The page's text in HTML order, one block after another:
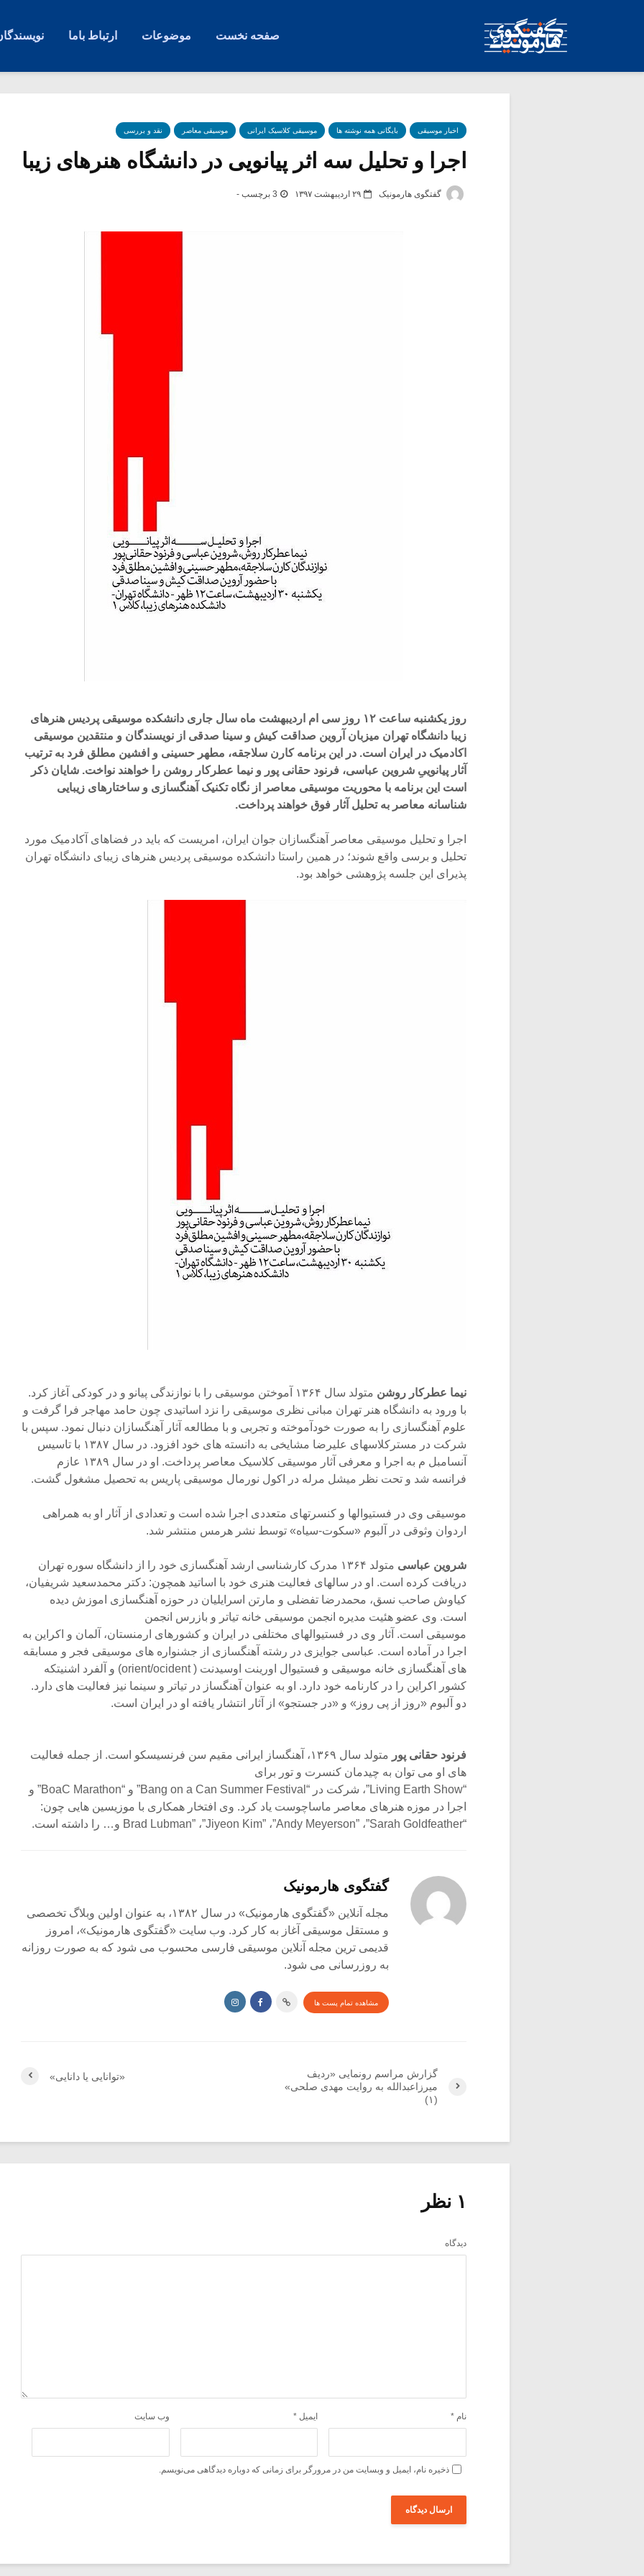
صفحه نخست موضوعات ارتباط باما
اخبار موسیقی بایگانی همه نوشته ها موسیقی کلاسیک ایرانی موسیقی معاصر نقد و بررسی
اجرا و تحلیل سه اثر پیانویی در دانشگاه هنرهای زیبا
گفتگوی هارمونیک ۲۹ اردیبهشت ۱۳۹۷ 3 برچسب -
روز یکشنبه ساعت ۱۲ روز سی ام اردیبهشت ماه سال جاری دانشکده موسیقی پردیس هنرهای
زیبا دانشگاه تهران میزبان آروین صداقت کیش و سینا صدقی از نویسندگان و منتقدین موسیقی
اکادمیک در ایران است. در این برنامه کارن سلاجقه، مطهر حسینی و افشین مطلق فرد به ترتیب
آثار پیانوییِ شروین عباسی، فرنود حقانی پور و نیما عطرکار روشن را خواهند نواخت. شایان ذکر
است این برنامه با محوریت موسیقی معاصر از نگاه تکنیک آهنگسازی و ساختارهای زیبایی
شناسانه معاصر به تحلیل آثار فوق خواهند پرداخت.
اجرا و تحلیل موسیقی معاصر آهنگسازان جوان ایران، امریست که باید در فضاهای آکادمیک مورد
تحلیل و برسی واقع شوند؛ در همین راستا دانشکده موسیقی پردیس هنرهای زیبای دانشگاه تهران
پذیرای این جلسه پژوهشی خواهد بود.
نیما عطرکار روشن
متولد سال ۱۳۶۴ آموختن موسیقی را با نوازندگی پیانو و در کودکی آغاز کرد.
با ورود به دانشگاه هنر تهران مبانی نظری موسیقی را نزد اساتیدی چون حامد مهاجر فرا گرفت و
علوم آهنگسازی را به صورت خودآموخته و تجربی و با مطالعه آثار آهنگسازان دنبال نمود. سپس با
شرکت در مسترکلاسهای علیرضا مشایخی به دانسته های خود افزود. در سال ۱۳۸۷ با تاسیس
آنسامبل م به اجرا و معرفی آثار موسیقی کلاسیک معاصر پرداخت. او در سال ۱۳۸۹ عازم
فرانسه شد و تحت نظر میشل مرله در اکول نورمال موسیقی پاریس به تحصیل مشغول گشت.
موسیقی وی در فستیوالها و کنسرتهای متعددی اجرا شده است و تعدادی از آثار او به همراهی
اردوان وثوقی در آلبوم «سکوت-سیاه» توسط نشر هرمس منتشر شد.
شروین عباسی
متولد ۱۳۶۴ مدرک کارشناسی ارشد آهنگسازی خود را از دانشگاه سوره تهران
دریافت کرده است. او در سالهای فعالیت هنری خود با اساتید همچون: دکتر محمدسعید شریفیان،
کیاوش صاحب نسق، محمدرضا تفضلی و مارتن اسرایلیان در حوزه آهنگسازی اموزش دیده
است. وی عضو هئیت مدیره انجمن موسیقی خانه تیاتر و بازرس انجمن
موسیقی است. آثار وی در فستیوالهای مختلفی در ایران و کشورهای ارمنستان، آلمان و اکراین به
اجرا در آماده است. عباسی جوایزی در رشته آهنگسازی از جشنواره های موسیقی فجر و مسابقه
های آهنگسازی خانه موسیقی و فستیوال اورینت اوسیدنت ( orient/ocident) و آلفرد اشنیتکه
کشور اکراین را در کارنامه خود دارد. او به عنوان آهنگساز در تیاتر و سینما نیز فعالیت های دارد.
دو آلبوم «روز از پی روز» و «در جستجو» از آثار انتشار یافته او در ایران است.
فرنود حقانی پور
متولد سال ۱۳۶۹، آهنگساز ایرانی مقیم سن فرنسیسکو است. از جمله فعالیت
های او می توان به چیدمان کنسرت و تور برای
“Living Earth Show”، شرکت در “Bang on a Can Summer Festival” و “BoaC Marathon” و
اجرا در موزه هنرهای معاصر ماساچوست یاد کرد. وی افتخار همکاری با موزیسین هایی چون:
“Brad Lubman” ،”Jiyeon Kim” ،”Andy Meyerson” ،”Sarah Goldfeather و… را داشته است.
گفتگوی هارمونیک
مجله آنلاین «گفتگوی هارمونیک» در سال ۱۳۸۲، به عنوان اولین وبلاگ تخصصی
و مستقل موسیقی آغاز به کار کرد. وب سایت «گفتگوی هارمونیک»، امروز
قدیمی ترین مجله آنلاین موسیقی فارسی محسوب می شود که به صورت روزانه
به روزرسانی می شود.
مشاهده تمام پست ها
«توانایی یا دانایی»
گزارش مراسم رونمایی «ردیف
میرزاعبدالله به روایت مهدی صلحی»
(۱)
۱ نظر
دیدگاه
نام * ایمیل * وب‌ سایت
ذخیره نام، ایمیل و وبسایت من در مرورگر برای زمانی که دوباره دیدگاهی می‌نویسم.